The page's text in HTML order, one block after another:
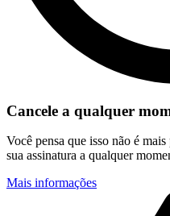
Cancele a qualquer
Você pensa que isso não é
sua assinatura a qualquer
Mais informações